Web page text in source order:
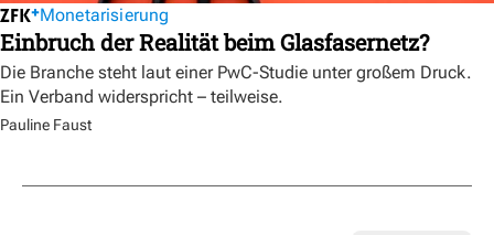
Monetarisierung
Einbruch der Realität beim Glasfasernetz?
Die Branche steht laut einer PwC-Studie unter großem Druck.
Ein Verband widerspricht – teilweise.
Pauline Faust